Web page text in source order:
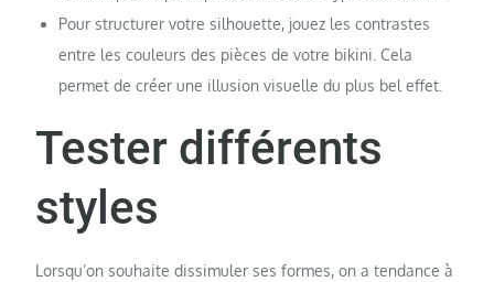
Pour structurer votre silhouette, jouez les contrastes
entre les couleurs des pièces de votre bikini. Cela
permet de créer une illusion visuelle du plus bel effet.
Tester différents
styles
Lorsqu’on souhaite dissimuler ses formes, on a tendance à